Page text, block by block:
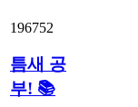
196752
틈새 공
부! 📚